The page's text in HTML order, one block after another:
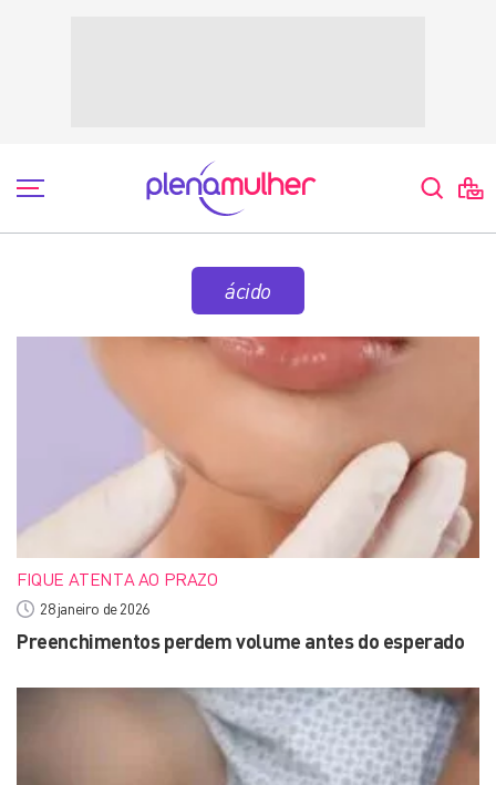
ácido
FIQUE ATENTA AO PRAZO
28 janeiro de 2026
Preenchimentos perdem volume antes do esperado